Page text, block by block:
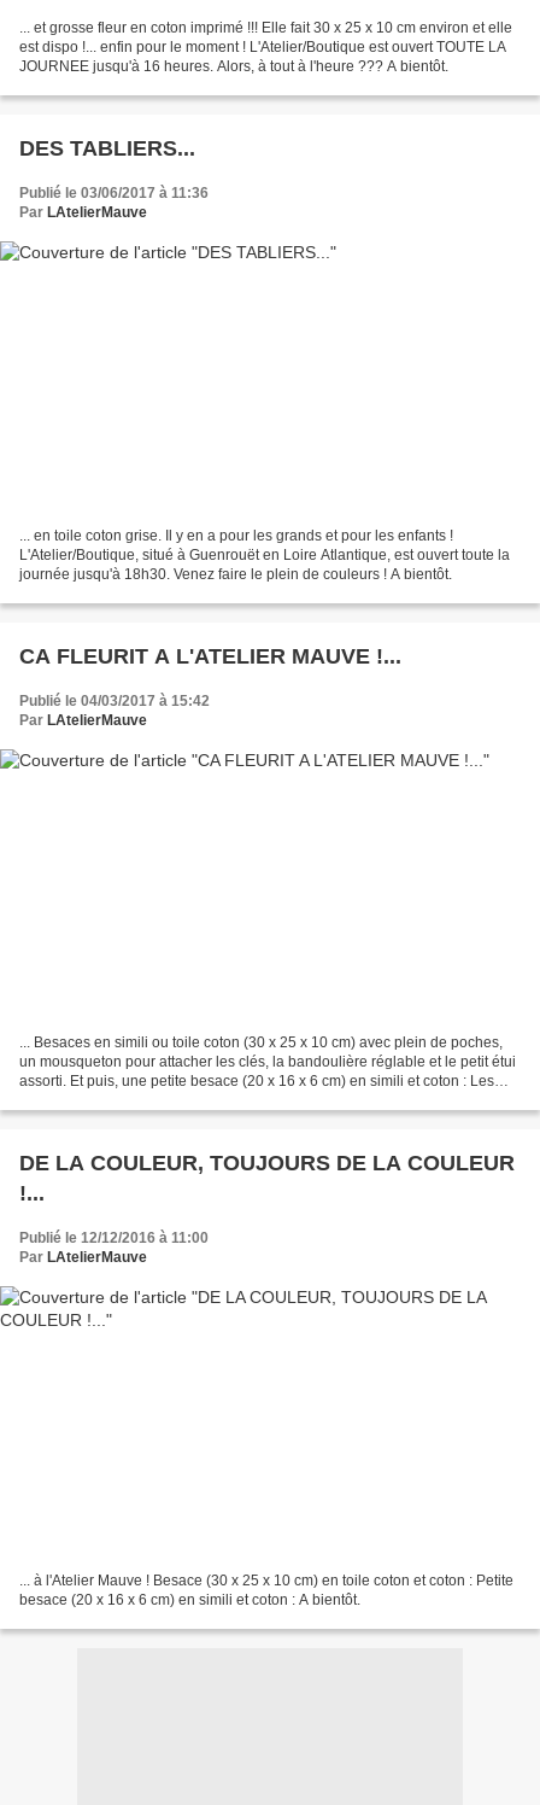
... et grosse fleur en coton imprimé !!! Elle fait 30 x 25 x 10 cm environ et elle
est dispo !... enfin pour le moment ! L'Atelier/Boutique est ouvert TOUTE LA
JOURNEE jusqu'à 16 heures. Alors, à tout à l'heure ??? A bientôt.
DES TABLIERS...
Publié le 03/06/2017 à 11:36
Par LAtelierMauve
... en toile coton grise. Il y en a pour les grands et pour les enfants !
L'Atelier/Boutique, situé à Guenrouët en Loire Atlantique, est ouvert toute la
journée jusqu'à 18h30. Venez faire le plein de couleurs ! A bientôt.
CA FLEURIT A L'ATELIER MAUVE !...
Publié le 04/03/2017 à 15:42
Par LAtelierMauve
... Besaces en simili ou toile coton (30 x 25 x 10 cm) avec plein de poches,
un mousqueton pour attacher les clés, la bandoulière réglable et le petit étui
assorti. Et puis, une petite besace (20 x 16 x 6 cm) en simili et coton : Les
DE LA COULEUR, TOUJOURS DE LA COULEUR
!...
Publié le 12/12/2016 à 11:00
Par LAtelierMauve
... à l'Atelier Mauve ! Besace (30 x 25 x 10 cm) en toile coton et coton : Petite
besace (20 x 16 x 6 cm) en simili et coton : A bientôt.